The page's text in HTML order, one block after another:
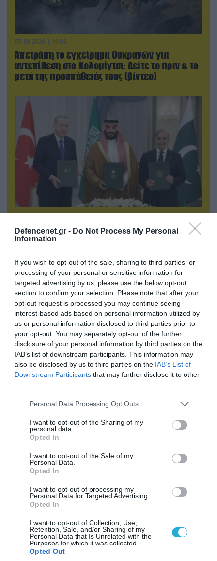
Defencenet.gr - Do Not Process My Personal
Information
If you wish to opt-out of the sale, sharing to third parties, or
processing of your personal or sensitive information for
targeted advertising by us, please use the below opt-out
section to confirm your selection. Please note that after your
opt-out request is processed you may continue seeing
interest-based ads based on personal information utilized by
us or personal information disclosed to third parties prior to
your opt-out. You may separately opt-out of the further
disclosure of your personal information by third parties on the
IAB’s list of downstream participants. This information may
also be disclosed by us to third parties on the IAB’s List of
Downstream Participants that may further disclose it to other
Please note that this website/app uses one or more Google
not limited to your visit or usage behaviour. You may click to
grant or deny consent to Google and its third-party tags to
use your data for below specified purposes in below Google
consent section.
Personal Data Processing Opt Outs
I want to opt-out of the Sharing of my
personal data.
Opted In
I want to opt-out of the Sale of my
Personal Data.
Opted In
I want to opt-out of processing my
Personal Data for Targeted Advertising.
Opted In
I want to opt-out of Collection, Use,
Retention, Sale, and/or Sharing of my
Personal Data that Is Unrelated with the
Purposes for which it was collected.
Opted Out
07.08.2026 | 19:02
Απετράπη το εγχείρημα Ουκρανών για
αντεπίθεση στο Κολομίγτσι: Δείτε το πριν & το
μετά της προσπάθειάς τους (βίντεο)
08.08.2026 | 18:02
Βάσει της τριμερούς συμφωνίας Τουρκίας,
Σ.Αραβίας & Πακιστάν θα πολεμήσουν Ριάντ και
ΠΟΛΙΤΙΚΗ
08.08.2026 | 09:02
«Η απόλυτη τραγωδία»: Η «αιχμηρή» ανάρτηση
του Αρκά για τα τατουάζ (φωτο)